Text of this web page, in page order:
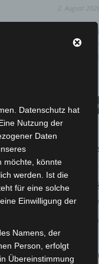
2. August 2026
Schwarz
Cloud-
Kategorien
Corona-
Hannover
Menschen
Über uns
Datenschutz hat
Nutzung der
Daten
möchte, könnte
werden. Ist die
für eine solche
Einwilligung der
Namens, der
Person, erfolgt
Übereinstimmung